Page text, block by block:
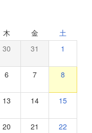
木 金 土
30 31 1
6 7 8
13 14 15
20 21 22